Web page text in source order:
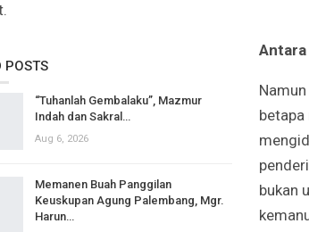
POSTS
“Tuhanlah Gembalaku”, Mazmur
Indah dan Sakral…
Aug 6, 2026
Memanen Buah Panggilan
Keuskupan Agung Palembang, Mgr.
Harun…
Antara
betapa
bukan